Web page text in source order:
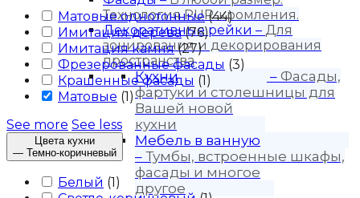
Технология PUR-кромления.
Декоративные рейки – Для
зонирования и декорирования
пространства
Кухни – Фасады,
фартуки и столешницы для
Вашей новой
кухни
Мебель в ванную
– Тумбы, встроенные шкафы,
фасады и многое
другое
Матовые однотонные (44)
Имитация дерева (76)
Имитация камня (27)
Фрезерованные фасады (3)
Крашенные фасады (1)
Матовые (1)
See more See less
Цвета кухни
— Темно-коричневый
Белый (1)